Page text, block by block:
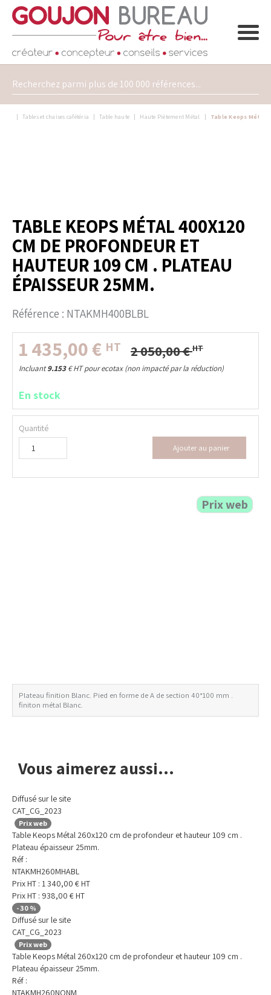
Tables et chaises cafétéria Table haute Haute Piètement Métal Table Keops Métal
Prix web
Avis de non-responsabilité concernant les couleurs
TABLE KEOPS MÉTAL 400X120
CM DE PROFONDEUR ET
HAUTEUR 109 CM . PLATEAU
ÉPAISSEUR 25MM.
Référence : NTAKMH400BLBL
Plateau finition Blanc. Pied en forme de A de section 40*100 mm .
finiton métal Blanc.
2 050,00€ HT
1 435,00€ HT
Incluant9.153€HT pour ecotax (non impacté par la réduction)
En stock
Quantité
Ajouter au panier
Vous aimerez aussi...
Diffusé sur le site
CAT_CG_2023
Prix web
Table Keops Métal 260x120 cm de profondeur et hauteur 109 cm .
Plateau épaisseur 25mm.
Réf :
NTAKMH260MHABL
Prix HT : 1 340,00 € HT
Prix HT : 938,00 € HT
-30 %
Diffusé sur le site
CAT_CG_2023
Prix web
Table Keops Métal 260x120 cm de profondeur et hauteur 109 cm .
Plateau épaisseur 25mm.
Réf :
NTAKMH260NONM